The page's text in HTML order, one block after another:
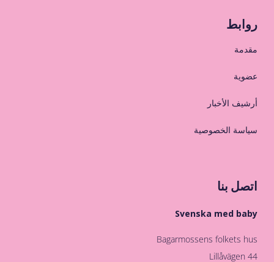
روابط
مقدمة
عضوية
أرشيف الأخبار
سياسة الخصوصية
اتصل بنا
Svenska med baby
Bagarmossens folkets hus
Lillåvägen 44